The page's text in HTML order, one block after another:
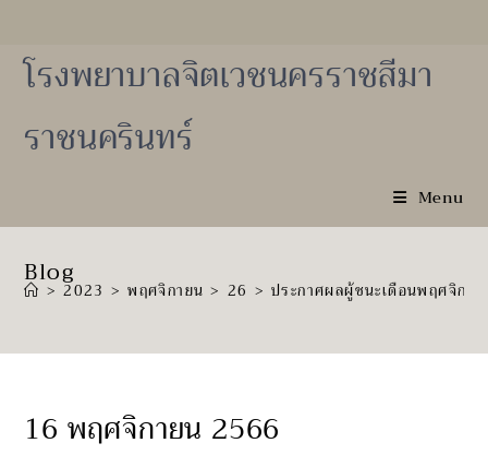
contentโรงพยาบาลจิตเวชนครราชสีมา
ราชนครินทร์
Menu
Blog
> 2023 > พฤศจิกายน > 26 > ประกาศผลผู้ชนะเดือนพฤศจิกา
16 พฤศจิกายน 2566